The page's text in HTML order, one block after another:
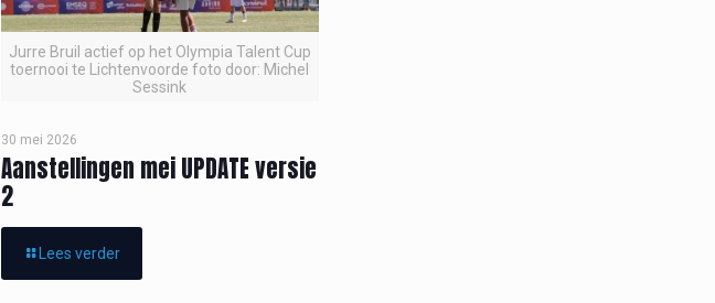
Jurre Bruil actief op het Olympia Talent Cup
toernooi te Lichtenvoorde foto door: Michel
Sessink
30 mei 2026
Aanstellingen mei UPDATE versie
2
Lees verder